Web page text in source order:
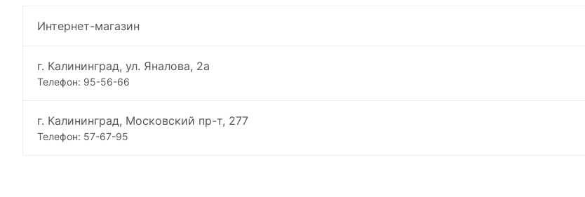
Интернет-магазин
г. Калининград, ул. Яналова, 2а
Телефон: 95-56-66
г. Калининград, Московский пр-т, 277
Телефон: 57-67-95